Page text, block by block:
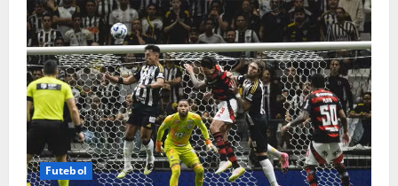
Futebol